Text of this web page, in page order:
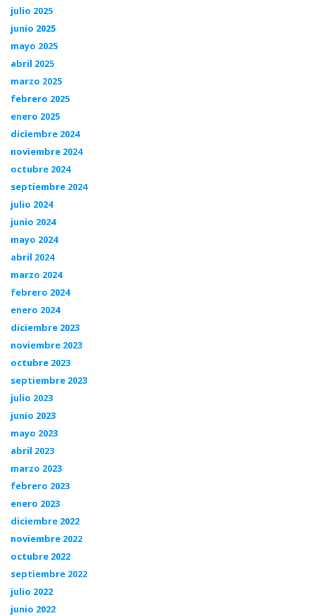
julio 2025
junio 2025
mayo 2025
abril 2025
marzo 2025
febrero 2025
enero 2025
diciembre 2024
noviembre 2024
octubre 2024
septiembre 2024
julio 2024
junio 2024
mayo 2024
abril 2024
marzo 2024
febrero 2024
enero 2024
diciembre 2023
noviembre 2023
octubre 2023
septiembre 2023
julio 2023
junio 2023
mayo 2023
abril 2023
marzo 2023
febrero 2023
enero 2023
diciembre 2022
noviembre 2022
octubre 2022
septiembre 2022
julio 2022
junio 2022